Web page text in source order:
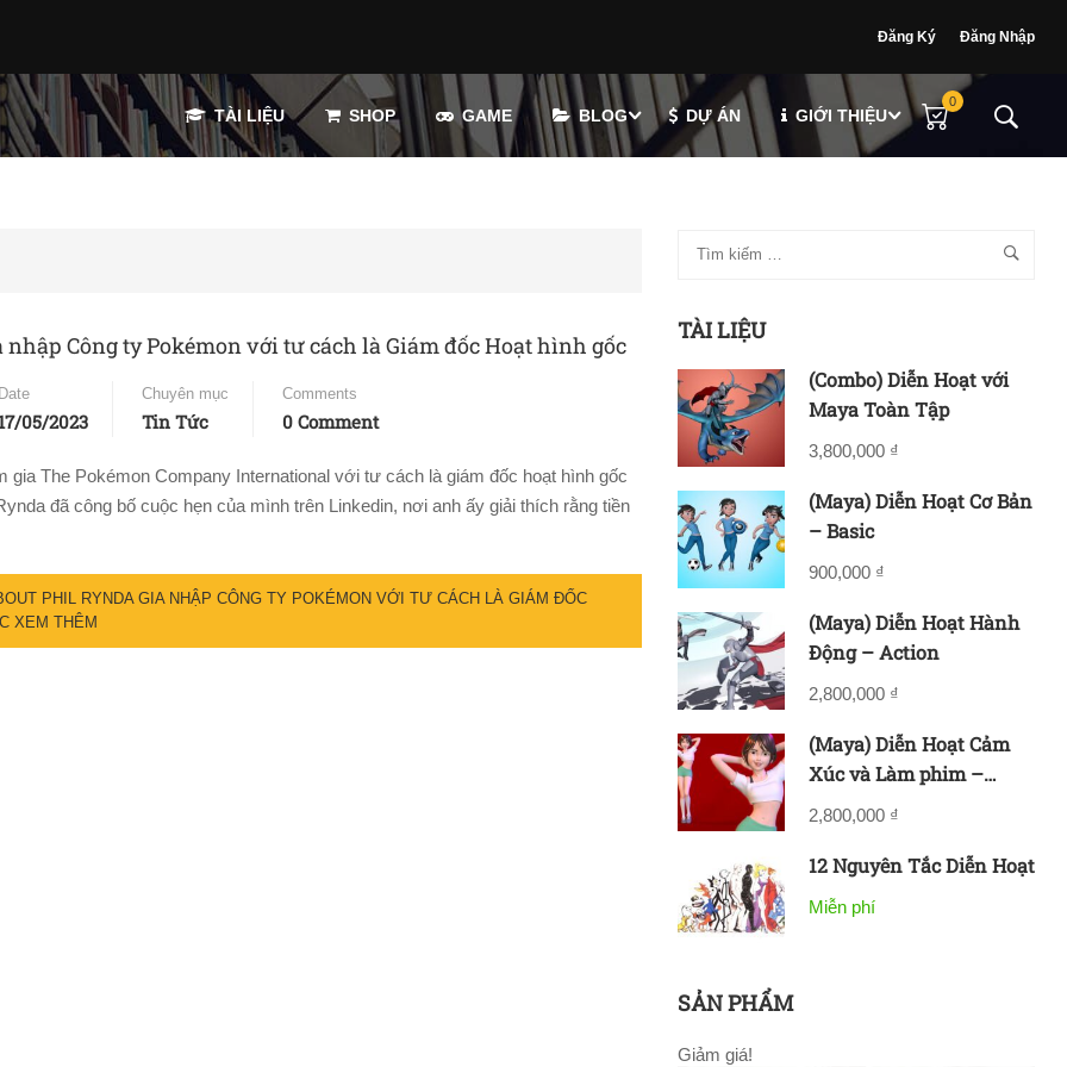
Đăng Ký Đăng Nhập
TÀI LIỆU SHOP GAME BLOG DỰ ÁN GIỚI THIỆU
0
Công ty Pokémon với tư cách là Giám đốc Hoạt hình gốc
Date
05/2023
Chuyên mục
Tin Tức
Comments
0 Comment
gia The Pokémon Company International với tư cách là giám đốc hoạt hình gốc
đã công bố cuộc hẹn của mình trên Linkedin, nơi anh ấy giải thích rằng tiền
PHIL RYNDA GIA NHẬP CÔNG TY POKÉMON VỚI TƯ CÁCH LÀ GIÁM ĐỐC
XEM THÊM
TÀI LIỆU
(Combo) Diễn Hoạt với
Maya Toàn Tập
3,800,000 ₫
(Maya) Diễn Hoạt Cơ Bản
– Basic
900,000 ₫
(Maya) Diễn Hoạt Hành
Động – Action
2,800,000 ₫
(Maya) Diễn Hoạt Cảm
Xúc và Làm phim –
Acting & Filmmaking
2,800,000 ₫
12 Nguyên Tắc Diễn Hoạt
Miễn phí
SẢN PHẨM
Giảm giá!